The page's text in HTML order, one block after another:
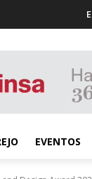
EVENTOS